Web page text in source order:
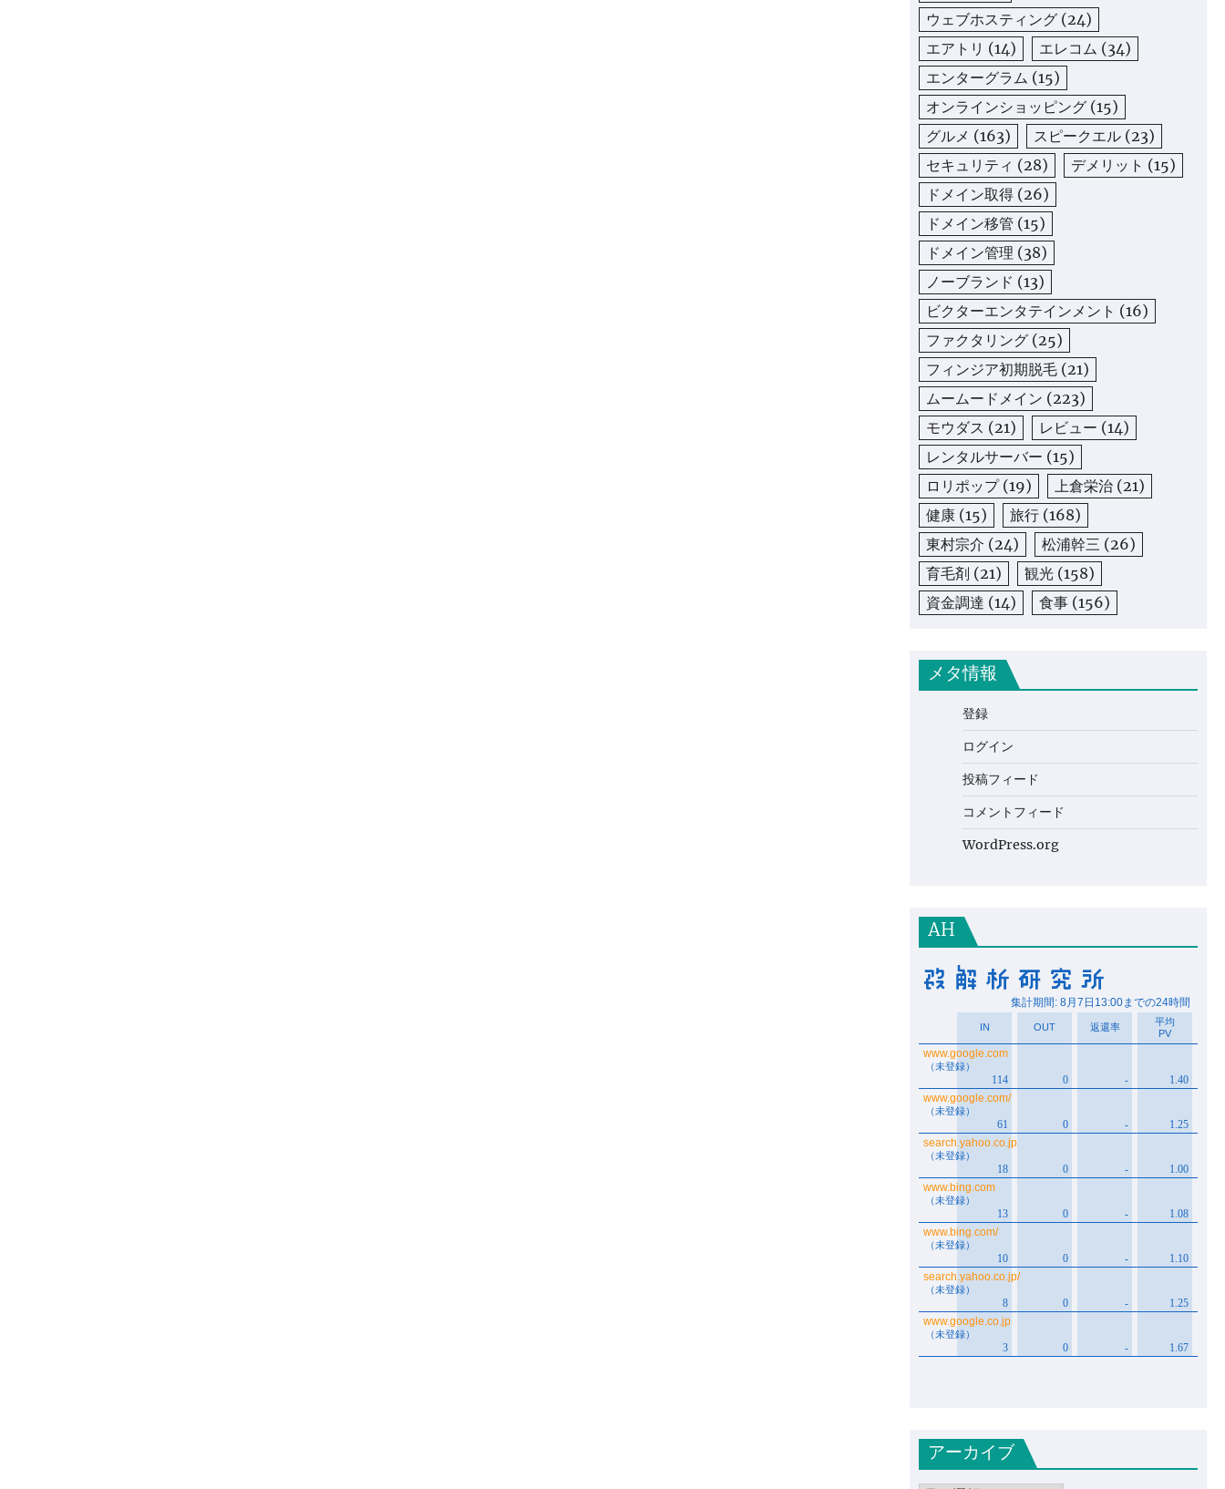
ウェブホスティング (24)
エアトリ (14) エレコム (34)
エンターグラム (15)
オンラインショッピング (15)
グルメ (163) スピークエル (23)
セキュリティ (28) デメリット (15)
ドメイン取得 (26)
ドメイン移管 (15)
ドメイン管理 (38)
ノーブランド (13)
ビクターエンタテインメント (16)
ファクタリング (25)
フィンジア初期脱毛 (21)
ムームードメイン (223)
モウダス (21) レビュー (14)
レンタルサーバー (15)
ロリポップ(19) 上倉栄治 (21)
健康 (15) 旅行 (168)
東村宗介 (24) 松浦幹三 (26)
育毛剤 (21) 観光 (158)
資金調達 (14) 食事 (156)
メタ情報
登録
ログイン
投稿フィード
コメントフィード
WordPress.org
AH
アーカイブ